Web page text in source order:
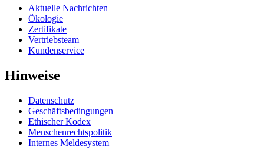
Aktuelle Nachrichten
Ökologie
Zertifikate
Vertriebsteam
Kundenservice
Hinweise
Datenschutz
Geschäftsbedingungen
Ethischer Kodex
Menschenrechtspolitik
Internes Meldesystem